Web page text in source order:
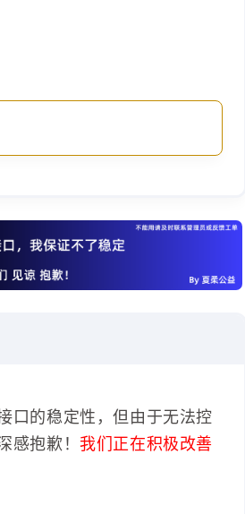
口的稳定性，但由于无法控
感抱歉！ 我们正在积极改善